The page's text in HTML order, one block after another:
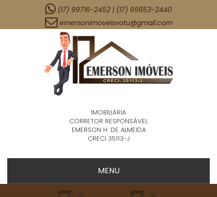
(17) 99716-2452 | (17) 99653-2440
emersonimoveisvotu@gmail.com
IMOBILIÁRIA
CORRETOR RESPONSÁVEL
EMERSON H. DE ALMEIDA
CRECI 35113-J
MENU